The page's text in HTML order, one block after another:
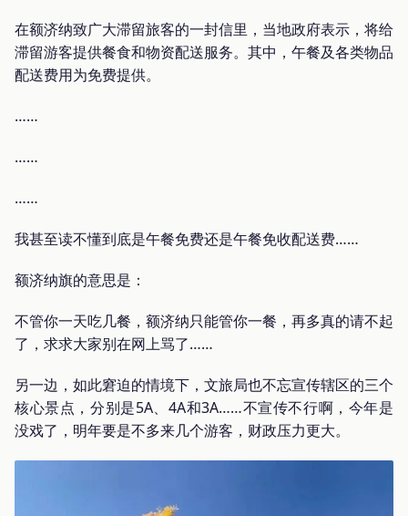
在额济纳致广大滞留旅客的一封信里，当地政府表示，将给
滞留游客提供餐食和物资配送服务。其中，午餐及各类物品
配送费用为免费提供。
……
……
……
我甚至读不懂到底是午餐免费还是午餐免收配送费……
额济纳旗的意思是：
不管你一天吃几餐，额济纳只能管你一餐，再多真的请不起
了，求求大家别在网上骂了……
另一边，如此窘迫的情境下，文旅局也不忘宣传辖区的三个
核心景点，分别是5A、4A和3A……不宣传不行啊，今年是
没戏了，明年要是不多来几个游客，财政压力更大。